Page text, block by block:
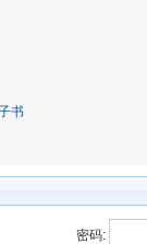
书
密码: